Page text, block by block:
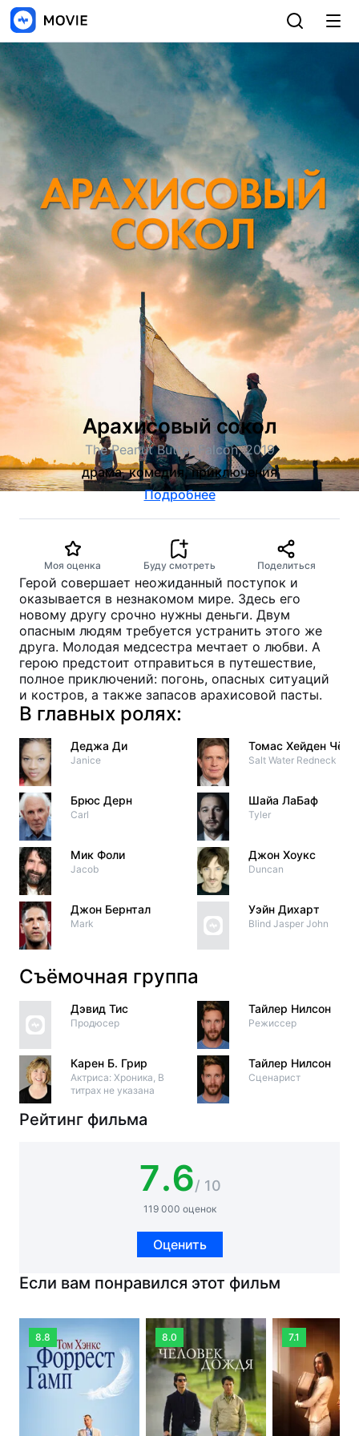
Арахисовый сокол
The Peanut Butter Falcon, 2019
драма, комедия, приключения
Подробнее
Моя оценка Буду смотреть Поделиться
Герой совершает неожиданный поступок и
оказывается в незнакомом мире. Здесь его
новому другу срочно нужны деньги. Двум
опасным людям требуется устранить этого же
друга. Молодая медсестра мечтает о любви. А
герою предстоит отправиться в путешествие,
полное приключений: погонь, опасных ситуаций
и костров, а также запасов арахисовой пасты.
В главных ролях:
Деджа Ди
Janice
Брюс Дерн
Carl
Мик Фоли
Jacob
Джон Бернтал
Mark
Томас Хейден Чёрч
Salt Water Redneck
Шайа ЛаБаф
Tyler
Джон Хоукс
Duncan
Уэйн Дихарт
Blind Jasper John
Съёмочная группа
Дэвид Тис
Продюсер
Карен Б. Грир
Актриса: Хроника, В
титрах не указана
Тайлер Нилсон
Режиссер
Тайлер Нилсон
Сценарист
Рейтинг фильма
7.6/ 10
119 000 оценок
Оценить
Если вам понравился этот фильм
8.8 8.0 7.1